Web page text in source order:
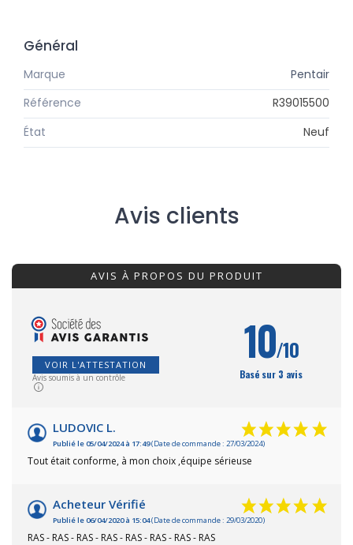
Général
Marque
Pentair
Référence
R39015500
État
Neuf
Avis clients
AVIS À PROPOS DU PRODUIT
VOIR L'ATTESTATION
Avis soumis à un contrôle
10/10
Basé sur 3 avis
LUDOVIC L.
Publié le 05/04/2024 à 17:49(Date de commande : 27/03/2024)
Tout était conforme, à mon choix ,équipe sérieuse
Acheteur Vérifié
Publié le 06/04/2020 à 15:04(Date de commande : 29/03/2020)
RAS - RAS - RAS - RAS - RAS - RAS - RAS - RAS